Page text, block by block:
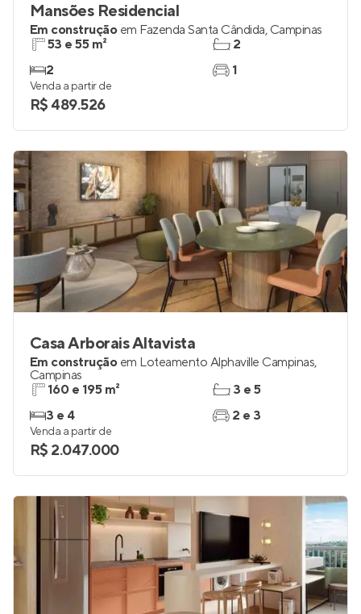
Mansões Residencial
Em construção em Fazenda Santa Cândida, Campinas
53 e 55 m²
2
2
1
Venda a partir de
R$ 489.526
Casa Arborais Altavista
Em construção em Loteamento Alphaville Campinas,
Campinas
160 e 195 m²
3 e 4
3 e 5
2 e 3
Venda a partir de
R$ 2.047.000